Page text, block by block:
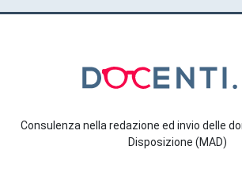
Consulenza nella redazione ed invio delle
Disposizione (MAD)